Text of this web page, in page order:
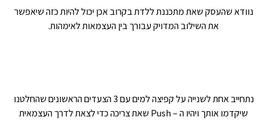
נוודא שהעסק שאת מתכננת ללדת בקרוב אכן יכול להיות כזה שיאפשר
את השילוב המדויק עבורך בין העצמאות לאימהות.
נתחייב אחת לשנייה על קפיצה למים עם 3 הצעדים הראשונים שהחלטנו
שיקדמו אותך ויהיו ה – Push שאת צריכה כדי לצאת לדרך העצמאית